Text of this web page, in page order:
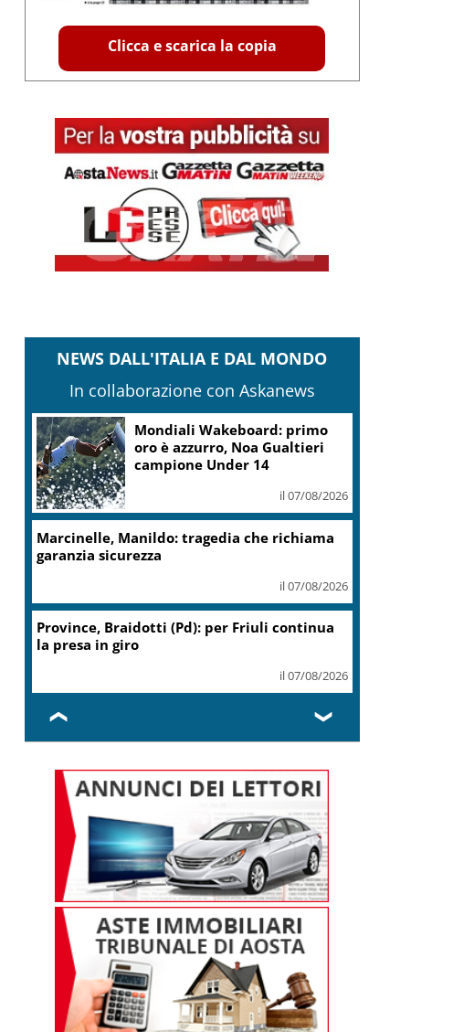
Clicca e scarica la copia
NEWS DALL'ITALIA E DAL MONDO
In collaborazione con Askanews
Mondiali Wakeboard: primo
oro è azzurro, Noa Gualtieri
campione Under 14
il 07/08/2026
Marcinelle, Manildo: tragedia che richiama
garanzia sicurezza
il 07/08/2026
Province, Braidotti (Pd): per Friuli continua
la presa in giro
il 07/08/2026
❮ ❯